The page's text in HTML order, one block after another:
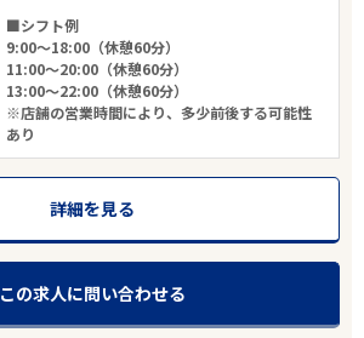
■シフト例
9:00～18:00（休憩60分）
11:00～20:00（休憩60分）
13:00～22:00（休憩60分）
※店舗の営業時間により、多少前後する可能性
あり
詳細を見る
この求人に問い合わせる